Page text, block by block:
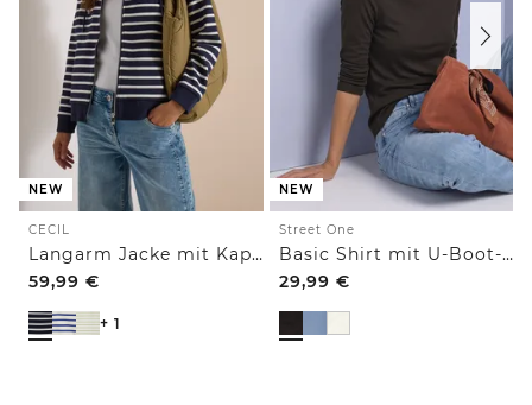
NEW
CECIL
Langarm Jacke mit Kapuze und Struktur
59,99 €
+ 1
NEW
Street One
Basic Shirt mit U-Boot-Ausschnitt
29,99 €